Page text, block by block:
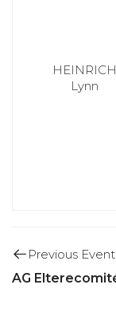
HEINRICH
Lynn
Previous Event
AG